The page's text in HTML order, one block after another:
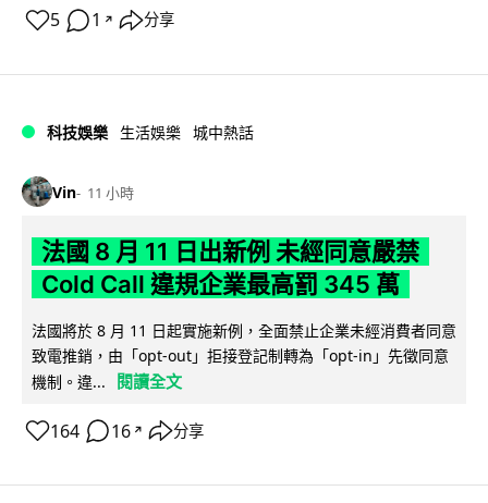
5 1 ↗ 分享
科技娛樂 生活娛樂 城中熱話
Vin 11 小時
法國 8 月 11 日出新例 未經同意嚴禁
Cold Call 違規企業最高罰 345 萬
法國將於 8 月 11 日起實施新例，全面禁止企業未經消費者同意
致電推銷，由「opt-out」拒接登記制轉為「opt-in」先徵同意
機制。違...
閱讀全文
164 16 ↗ 分享